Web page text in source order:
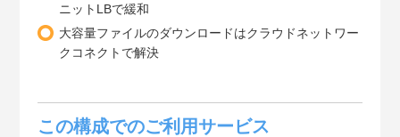
ニットLBで緩和
大容量ファイルのダウンロードはクラウドネットワー
クコネクトで解決
この構成でのご利用サービス